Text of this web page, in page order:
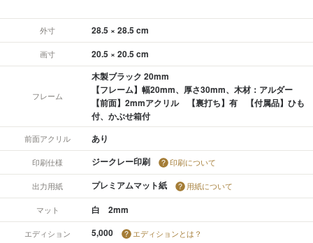
外寸 28.5 × 28.5 cm
画寸 20.5 × 20.5 cm
フレーム
木製ブラック 20mm
【フレーム】幅20mm、厚さ30mm、木材：アルダー
【前面】2mmアクリル 【裏打ち】有 【付属品】ひも
付、かぶせ箱付
前面アクリル あり
印刷仕様 ジークレー印刷 印刷について
出力用紙 プレミアムマット紙 用紙について
マット 白 2mm
エディション 5,000 エディションとは？